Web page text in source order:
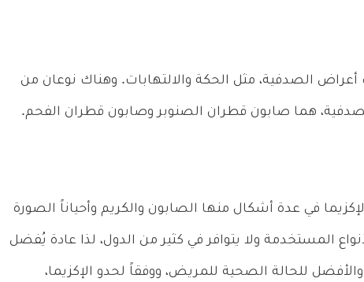
الصدفية، مثل الحكة والالتهابات. وهناك نوعان من
هما صابون قطران الصنوبر وصابون قطران الفحم.
في عدة أشكال منها الصابون والكريم وأحياناً الصورة
المستخدمة ولا يتوافر في كثير من الدول، لذا عادة يُفضل
للحالة الصحية للمريض، ووفقاً لحدو الإكزيما،